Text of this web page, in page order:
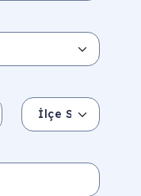
İlçe Seçin